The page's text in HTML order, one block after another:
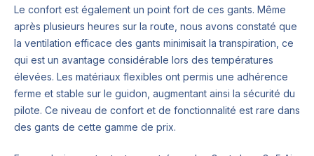
Le confort est également un point fort de ces gants. Même
après plusieurs heures sur la route, nous avons constaté que
la ventilation efficace des gants minimisait la transpiration, ce
qui est un avantage considérable lors des températures
élevées. Les matériaux flexibles ont permis une adhérence
ferme et stable sur le guidon, augmentant ainsi la sécurité du
pilote. Ce niveau de confort et de fonctionnalité est rare dans
des gants de cette gamme de prix.